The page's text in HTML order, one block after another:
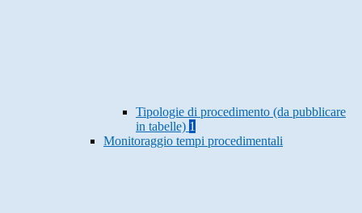
Tipologie di procedimento (da pubblicare
in tabelle) 1
Monitoraggio tempi procedimentali